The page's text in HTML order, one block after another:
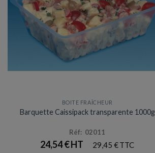
BOITE FRAÎCHEUR
Barquette Caissipack transparente 1000g
Réf: 02011
24,54€ 29,45€